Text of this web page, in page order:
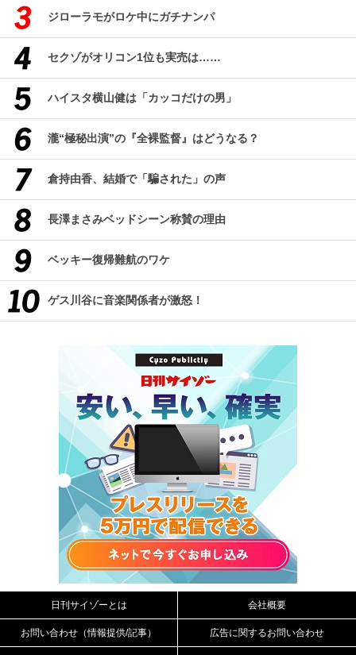
ジローラモがロケ中にガチナンパ
セクゾがオリコン1位も実売は……
ハイスタ横山健は「カッコだけの男」
瀧“極秘出演”の『全裸監督』はどうなる？
倉持由香、結婚で「騙された」の声
長澤まさみベッドシーン称賛の理由
ベッキー復帰難航のワケ
ゲス川谷に音楽関係者が激怒！
日刊サイゾーとは 会社概要
お問い合わせ（情報提供/記事） 広告に関するお問い合わせ